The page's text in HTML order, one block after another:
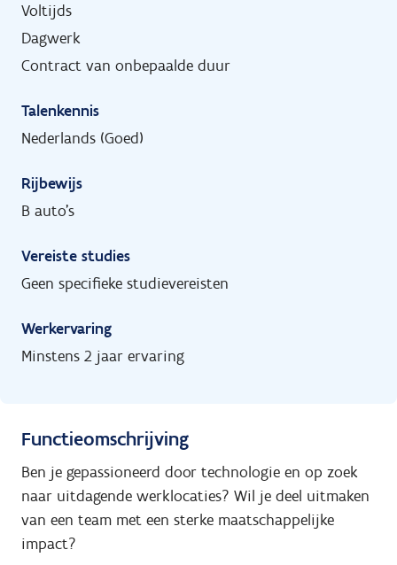
Voltijds
Dagwerk
Contract van onbepaalde duur
Talenkennis
Nederlands (Goed)
Rijbewijs
B auto's
Vereiste studies
Geen specifieke studievereisten
Werkervaring
Minstens 2 jaar ervaring
Functieomschrijving
Ben je gepassioneerd door technologie en op zoek
naar uitdagende werklocaties? Wil je deel uitmaken
van een team met een sterke maatschappelijke
impact?